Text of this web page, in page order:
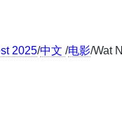
2025/中文 /电影/Wat